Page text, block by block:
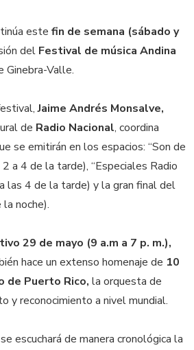
este fin de semana (sábado y
del Festival de música Andina
Ginebra-Valle.
Jaime Andrés Monsalve,
de Radio Nacional, coordina
se emitirán en los espacios: “Son de
a 4 de la tarde), “Especiales Radio
las 4 de la tarde) y la gran final del
noche).
29 de mayo (9 a.m a 7 p. m.),
hace un extenso homenaje de 10
de Puerto Rico, la orquesta de
y reconocimiento a nivel mundial.
escuchará de manera cronológica la